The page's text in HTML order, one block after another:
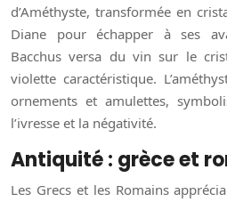
d’Améthyste, transformée en
Diane pour échapper à ses
Bacchus versa du vin sur le
violette caractéristique.
ornements et amulettes,
l’ivresse et la négativité.
Antiquité : grèce et
Les Grecs et les Romains